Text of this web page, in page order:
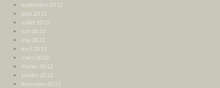
septembre 2012
août 2012
juillet 2012
juin 2012
mai 2012
avril 2012
mars 2012
février 2012
janvier 2012
décembre 2011